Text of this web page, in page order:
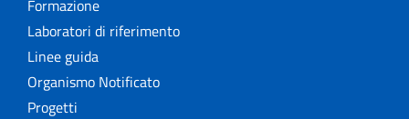
Formazione
Laboratori di riferimento
Linee guida
Organismo Notificato
Progetti